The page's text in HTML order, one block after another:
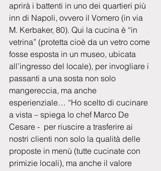
aprirà i battenti in uno dei quartieri più
inn di Napoli, ovvero il Vomero (in via
M. Kerbaker, 80). Qui la cucina è “in
vetrina” (protetta cioè da un vetro come
fosse esposta in un museo, ubicata
all’ingresso del locale), per invogliare i
passanti a una sosta non solo
mangereccia, ma anche
esperienziale… “Ho scelto di cucinare
a vista – spiega lo chef Marco De
Cesare -  per riuscire a trasferire ai
nostri clienti non solo la qualità delle
proposte in menù (tutte cucinate con
primizie locali), ma anche il valore